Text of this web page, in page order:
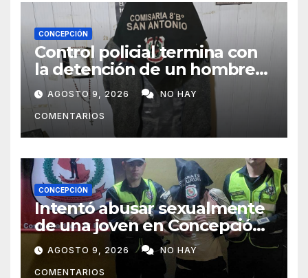
CONCEPCIÓN
Control policial termina con
la detención de un hombre
requerido por la justicia
AGOSTO 9, 2026 NO HAY
COMENTARIOS
CONCEPCIÓN
Intentó abusar sexualmente
de una joven en Concepción
y fue aprehendido
AGOSTO 9, 2026 NO HAY
COMENTARIOS